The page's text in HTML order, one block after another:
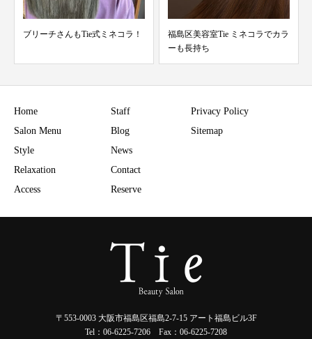
福島区美容室Tie ミネコラでカラ
ミネコラ祭り
Home
Salon Menu
Style
Relaxation
Access
Staff
Blog
News
Contact
Reserve
Privacy Policy
Sitemap
〒553-0003 大阪市福島区福島2-7-15 アート福島ビル3F
Tel：06-6225-7206 Fax：06-6225-7208